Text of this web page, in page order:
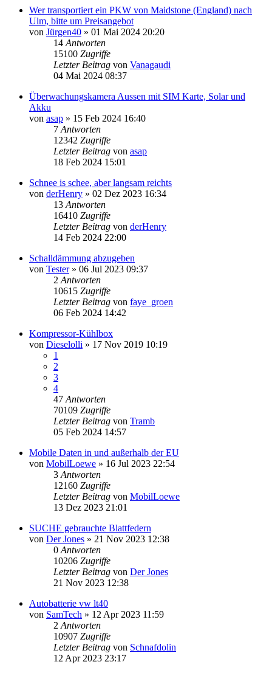
Wer transportiert ein PKW von Maidstone (England) nach
Ulm, bitte um Preisangebot
von Jürgen40 » 01 Mai 2024 20:20
14 Antworten
15100 Zugriffe
Letzter Beitrag von Vanagaudi
04 Mai 2024 08:37
Überwachungskamera Aussen mit SIM Karte, Solar und
Akku
von asap » 15 Feb 2024 16:40
7 Antworten
12342 Zugriffe
Letzter Beitrag von asap
18 Feb 2024 15:01
Schnee is schee, aber langsam reichts
von derHenry » 02 Dez 2023 16:34
13 Antworten
16410 Zugriffe
Letzter Beitrag von derHenry
14 Feb 2024 22:00
Schalldämmung abzugeben
von Tester» 06 Jul 2023 09:37
2 Antworten
10615 Zugriffe
Letzter Beitrag von faye_groen
06 Feb 2024 14:42
Kompressor-Kühlbox
von Dieselolli » 17 Nov 2019 10:19
1
2
3
4
47 Antworten
70109 Zugriffe
Letzter Beitrag von Tramb
05 Feb 2024 14:57
Mobile Daten in und außerhalb der EU
von MobilLoewe » 16 Jul 2023 22:54
3 Antworten
12160 Zugriffe
Letzter Beitrag von MobilLoewe
13 Dez 2023 21:01
SUCHE gebrauchte Blattfedern
von Der Jones » 21 Nov 2023 12:38
0 Antworten
10206 Zugriffe
Letzter Beitrag von Der Jones
21 Nov 2023 12:38
Autobatterie vw lt40
von SamTech » 12 Apr 2023 11:59
2 Antworten
10907 Zugriffe
Letzter Beitrag von Schnafdolin
12 Apr 2023 23:17